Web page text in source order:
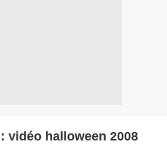
vidéo halloween 2008